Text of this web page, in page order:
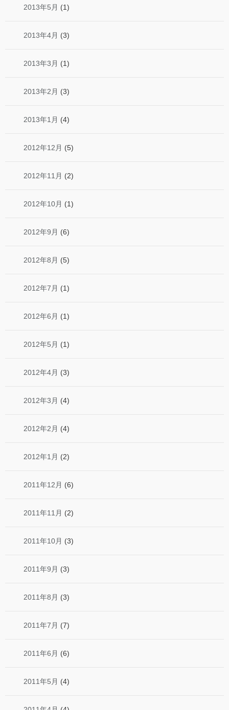
2013年5月 (1)
2013年4月 (3)
2013年3月 (1)
2013年2月 (3)
2013年1月 (4)
2012年12月 (5)
2012年11月 (2)
2012年10月 (1)
2012年9月 (6)
2012年8月 (5)
2012年7月 (1)
2012年6月 (1)
2012年5月 (1)
2012年4月 (3)
2012年3月 (4)
2012年2月 (4)
2012年1月 (2)
2011年12月 (6)
2011年11月 (2)
2011年10月 (3)
2011年9月 (3)
2011年8月 (3)
2011年7月 (7)
2011年6月 (6)
2011年5月 (4)